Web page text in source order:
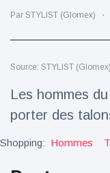
Célébrités
Mode et beauté
Voitures et moteurs
Nourriture et
Jeux
Par STYLIST (Glomex)
Source: STYLIST (Glomex)
Les hommes
porter des
Shopping: Hommes